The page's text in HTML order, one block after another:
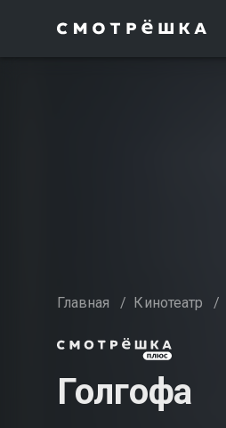
Главная / Кинотеатр /
Голгофа